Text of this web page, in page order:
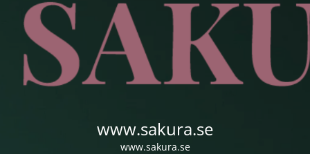
www.sakura.se
www.sakura.se